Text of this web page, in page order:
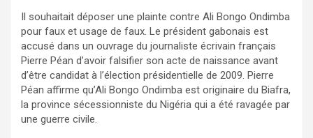
Il souhaitait déposer une plainte contre Ali Bongo Ondimba
pour faux et usage de faux. Le président gabonais est
accusé dans un ouvrage du journaliste écrivain français
Pierre Péan d’avoir falsifier son acte de naissance avant
d’être candidat à l’élection présidentielle de 2009. Pierre
Péan affirme qu’Ali Bongo Ondimba est originaire du Biafra,
la province sécessionniste du Nigéria qui a été ravagée par
une guerre civile.